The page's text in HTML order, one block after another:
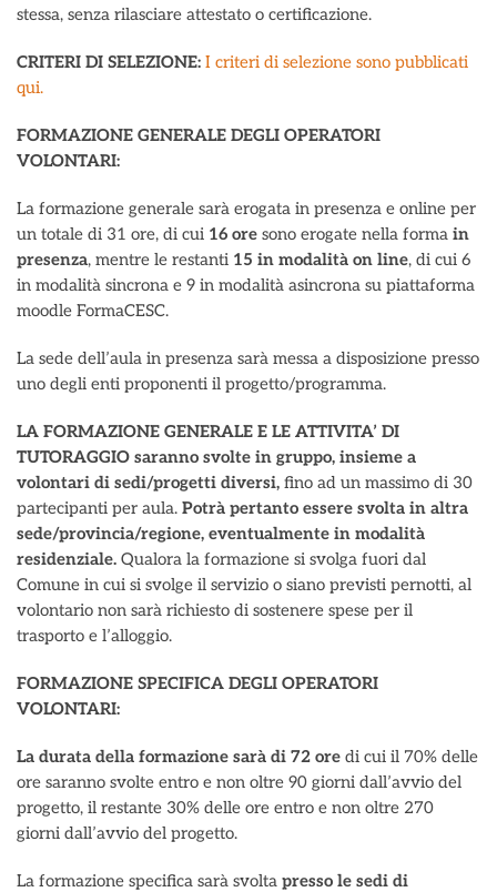
stessa, senza rilasciare attestato o certificazione.
CRITERI DI SELEZIONE: I criteri di selezione sono pubblicati
qui.
FORMAZIONE GENERALE DEGLI OPERATORI
VOLONTARI:
La formazione generale sarà erogata in presenza e online per
un totale di 31 ore, di cui 16 ore sono erogate nella forma in
presenza, mentre le restanti 15 in modalità on line, di cui 6
in modalità sincrona e 9 in modalità asincrona su piattaforma
moodle FormaCESC.
La sede dell’aula in presenza sarà messa a disposizione presso
uno degli enti proponenti il progetto/programma.
LA FORMAZIONE GENERALE E LE ATTIVITA’ DI
TUTORAGGIO saranno svolte in gruppo, insieme a
volontari di sedi/progetti diversi, fino ad un massimo di 30
partecipanti per aula. Potrà pertanto essere svolta in altra
sede/provincia/regione, eventualmente in modalità
residenziale. Qualora la formazione si svolga fuori dal
Comune in cui si svolge il servizio o siano previsti pernotti, al
volontario non sarà richiesto di sostenere spese per il
trasporto e l’alloggio.
FORMAZIONE SPECIFICA DEGLI OPERATORI
VOLONTARI:
La durata della formazione sarà di 72 ore di cui il 70% delle
ore saranno svolte entro e non oltre 90 giorni dall’avvio del
progetto, il restante 30% delle ore entro e non oltre 270
giorni dall’avvio del progetto.
La formazione specifica sarà svolta presso le sedi di